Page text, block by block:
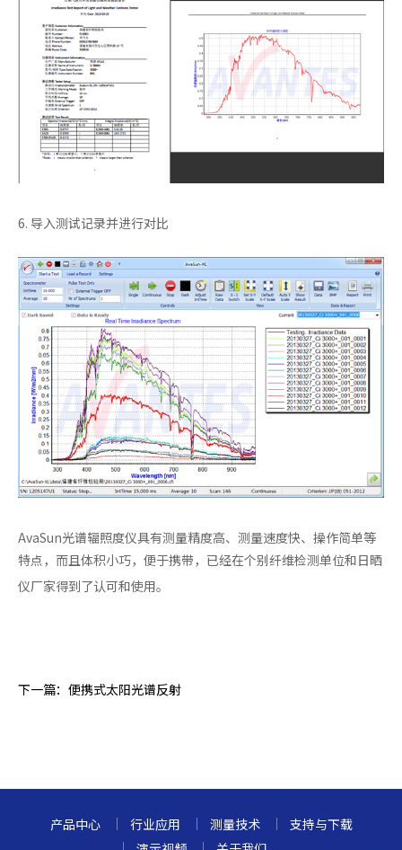
6. 导入测试记录并进行对比
AvaSun光谱辐照度仪具有测量精度高、测量速度快、操作简单等
特点，而且体积小巧，便于携带，已经在个别纤维检测单位和日晒
仪厂家得到了认可和使用。
下一篇： 便携式太阳光谱反射
产品中心 行业应用 测量技术
支持与下载